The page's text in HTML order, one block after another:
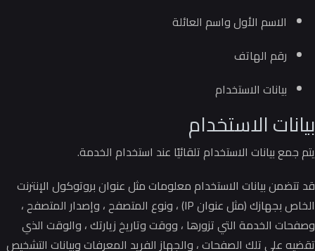
الاسم الأول واسم العائلة
رقم الهاتف
بيانات الاستخدام
بيانات الاستخدام
يتم جمع بيانات الاستخدام تلقائيًا عند استخدام الخدمة.
قد تتضمن بيانات الاستخدام معلومات مثل عنوان بروتوكول الإنترنت
الخاص بجهازك (مثل عنوان IP) ، ونوع المتصفح ، وإصدار المتصفح ،
وصفحات الخدمة التي تزورها ، ووقت وتاريخ زيارتك ، والوقت الذي
تقضيه على تلك الصفحات ، والجهاز الفريد المعرفات وبيانات التشخيص